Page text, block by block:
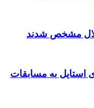
مشخص شدند
استایل به مسابقات